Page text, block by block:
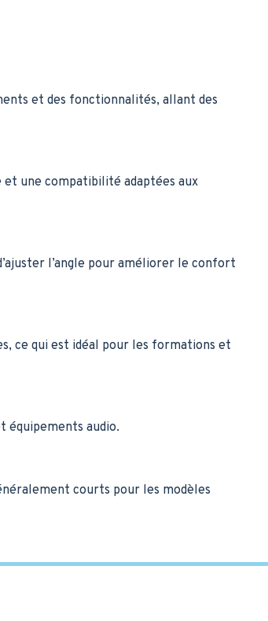
et des fonctionnalités, allant des
et une compatibilité adaptées aux
l’angle pour améliorer le confort
ce qui est idéal pour les formations et
équipements audio.
courts pour les modèles